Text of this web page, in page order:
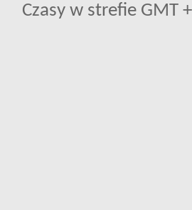
Czasy w strefie GMT